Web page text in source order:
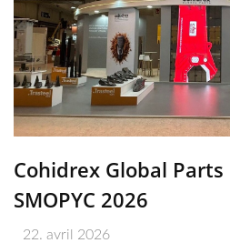
Cohidrex Global
SMOPYC 2026
22. avril 2026